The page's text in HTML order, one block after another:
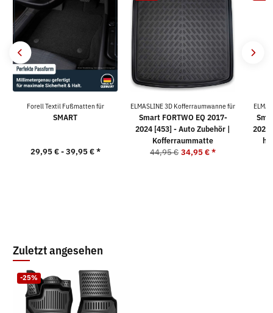
Forell Textil Fußmatten für
SMART
29,95 € -39,95 €*
ELMASLINE 3D Kofferraumwanne für
Smart FORTWO EQ 2017-
2024 [453] - Auto Zubehör |
Kofferraummatte
44,95 € 34,95 €*
2024
Zuletzt angesehen
-25%